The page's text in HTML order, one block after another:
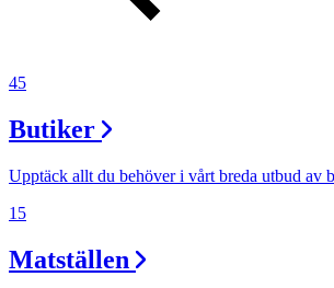
Praktisk information
Min Shopping-app
45
Butiker
Upptäck allt du behöver i vårt breda utbud av
15
Matställen